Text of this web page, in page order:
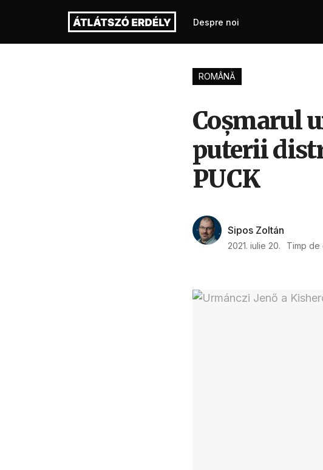
Despre noi
ROMÂNĂ
Coșmarul
puterii
PUCK
Sipos Zoltán
2021. iulie 20. Timp de